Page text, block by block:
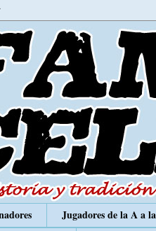
Jugadores de la A a